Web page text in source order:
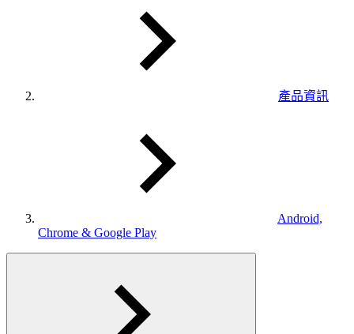
產品資訊
Android,
Chrome & Google Play